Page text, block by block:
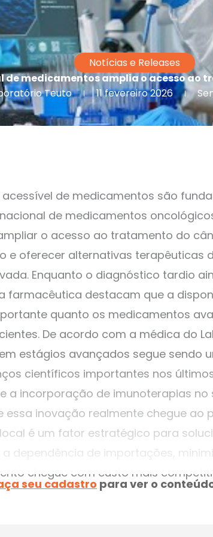
Notícias e Releases
de medicamentos amplia o acesso ao
Teuto
11 fevereiro 2026
de medicamentos são
de medicamentos
o acesso ao tratamento do
e oferecer alternativas terapêuticas
Enquanto o diagnóstico tardio
farmacêutica destacam que a
quanto os medicamentos
De acordo com a médica do
estágios avançados segue sendo
científicos importantes nos
a incorporação de imunoterapias no
essa inovação realmente chegue ao
é um fator estratégico para
dependência de importações,
chegue com custo mais
seu cadastro para ver o